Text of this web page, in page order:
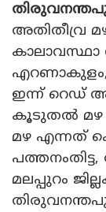
അതിതീവ്ര
കാലാവസ്ഥാ
എറണാകുളം,
ഇന്ന് റെഡ്
കൂടുതൽ മഴ
മഴ എന്നത്
മലപ്പുറം